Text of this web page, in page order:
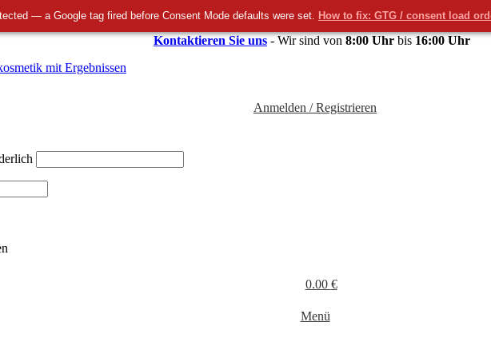
— a Google tag fired before Consent Mode defaults were set. How to fix: GTG / consent load
Kontaktieren Sie uns- Wir sind von8:00 Uhrbis16:00 Uhr
Anmelden / Registrieren
0.00 €
Menü